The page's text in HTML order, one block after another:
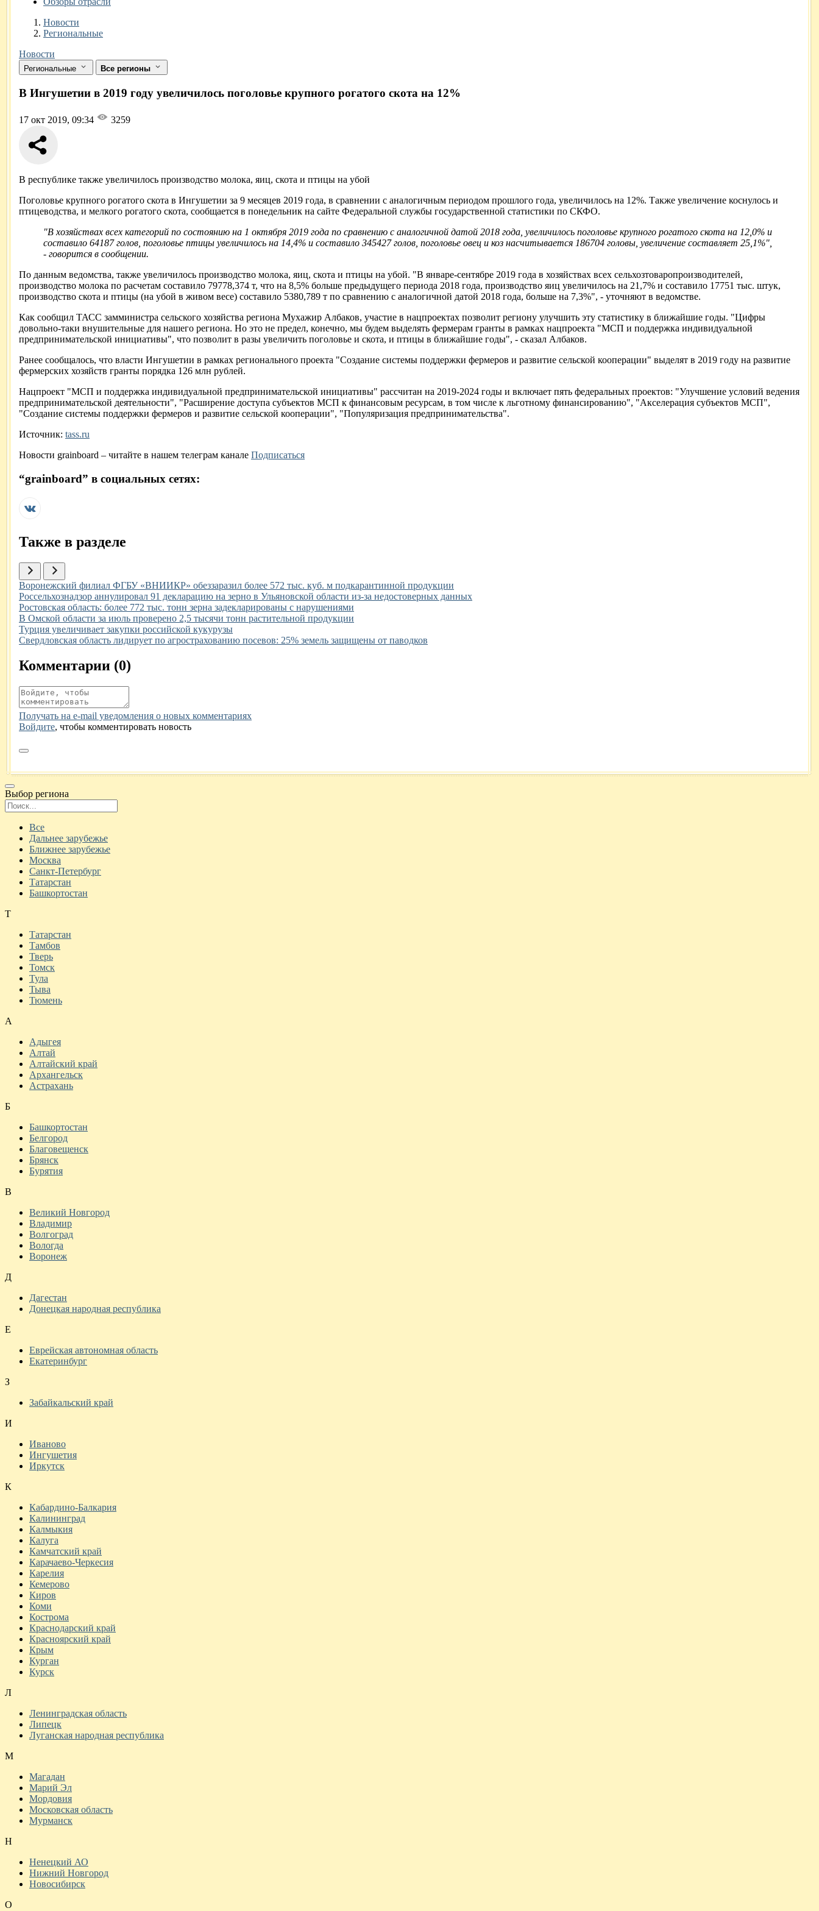
Новости
Разделы
Новости
Региональные
Новости
Региональные Все регионы
В Ингушетии в 2019 году увеличилось поголовье крупного рогатого скота на 12%
17 окт 2019, 09:34 3259
В республике также увеличилось производство молока, яиц, скота и птицы на убой
Поголовье крупного рогатого скота в Ингушетии за 9 месяцев 2019 года, в сравнении с аналогичным периодом прошлого года, увеличилось на 12%. Также увеличение коснулось и
птицеводства, и мелкого рогатого скота, сообщается в понедельник на сайте Федеральной службы государственной статистики по СКФО.
"В хозяйствах всех категорий по состоянию на 1 октября 2019 года по сравнению с аналогичной датой 2018 года, увеличилось поголовье крупного рогатого скота на 12,0% и
составило 64187 голов, поголовье птицы увеличилось на 14,4% и составило 345427 голов, поголовье овец и коз насчитывается 186704 головы, увеличение составляет 25,1%",
- говорится в сообщении.
По данным ведомства, также увеличилось производство молока, яиц, скота и птицы на убой. "В январе-сентябре 2019 года в хозяйствах всех сельхозтоваропроизводителей,
производство молока по расчетам составило 79778,374 т, что на 8,5% больше предыдущего периода 2018 года, производство яиц увеличилось на 21,7% и составило 17751 тыс. штук,
производство скота и птицы (на убой в живом весе) составило 5380,789 т по сравнению с аналогичной датой 2018 года, больше на 7,3%", - уточняют в ведомстве.
Как сообщил ТАСС замминистра сельского хозяйства региона Мухажир Албаков, участие в нацпроектах позволит региону улучшить эту статистику в ближайшие годы. "Цифры
довольно-таки внушительные для нашего региона. Но это не предел, конечно, мы будем выделять фермерам гранты в рамках нацпроекта "МСП и поддержка индивидуальной
предпринимательской инициативы", что позволит в разы увеличить поголовье и скота, и птицы в ближайшие годы", - сказал Албаков.
Ранее сообщалось, что власти Ингушетии в рамках регионального проекта "Создание системы поддержки фермеров и развитие сельской кооперации" выделят в 2019 году на развитие
фермерских хозяйств гранты порядка 126 млн рублей.
Нацпроект "МСП и поддержка индивидуальной предпринимательской инициативы" рассчитан на 2019-2024 годы и включает пять федеральных проектов: "Улучшение условий ведения
предпринимательской деятельности", "Расширение доступа субъектов МСП к финансовым ресурсам, в том числе к льготному финансированию", "Акселерация субъектов МСП",
"Создание системы поддержки фермеров и развитие сельской кооперации", "Популяризация предпринимательства".
Источник: tass.ru
Новости grainboard – читайте в нашем телеграм канале Подписаться
“grainboard” в социальных сетях:
Также в разделе
Иллюстрация новости
Воронежский филиал ФГБУ «ВНИИКР» обеззаразил более 572 тыс. куб. м подкарантинной продукции
Иллюстрация новости
Россельхознадзор аннулировал 91 декларацию на зерно в Ульяновской области из-за недостоверных данных
Иллюстрация новости
Ростовская область: более 772 тыс. тонн зерна задекларированы с нарушениями
Иллюстрация новости
В Омской области за июль проверено 2,5 тысячи тонн растительной продукции
Иллюстрация новости
Турция увеличивает закупки российской кукурузы
Иллюстрация новости
Свердловская область лидирует по агрострахованию посевов: 25% земель защищены от паводков
Комментарии (0)
Получать на e‑mail уведомления о новых комментариях
Войдите, чтобы комментировать новость
Выбор региона
Все
Дальнее зарубежье
Ближнее зарубежье
Москва
Санкт-Петербург
Татарстан
Башкортостан
Т
Татарстан
Тамбов
Тверь
Томск
Тула
Тыва
Тюмень
А
Адыгея
Алтай
Алтайский край
Архангельск
Астрахань
Б
Башкортостан
Белгород
Благовещенск
Брянск
Бурятия
В
Великий Новгород
Владимир
Волгоград
Вологда
Воронеж
Д
Дагестан
Донецкая народная республика
Е
Еврейская автономная область
Екатеринбург
З
Забайкальский край
И
Иваново
Ингушетия
Иркутск
К
Кабардино-Балкария
Калининград
Калмыкия
Калуга
Камчатский край
Карачаево-Черкесия
Карелия
Кемерово
Киров
Коми
Кострома
Краснодарский край
Красноярский край
Крым
Курган
Курск
Л
Ленинградская область
Липецк
Луганская народная республика
М
Магадан
Марий Эл
Мордовия
Московская область
Мурманск
Н
Ненецкий АО
Нижний Новгород
Новосибирск
О